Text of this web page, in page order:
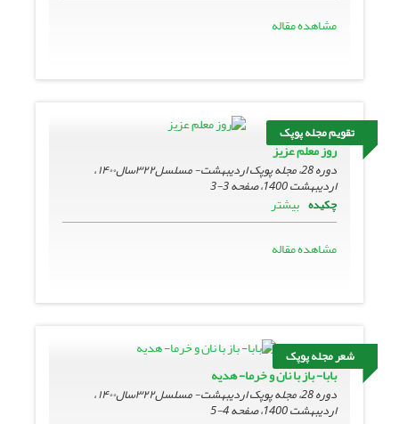
مشاهده مقاله
تقویم مجله پوپک
روز معلم عزیز
دوره 28، مجله پوپک اردیبهشت- مسلسل۳۲۲سال۱۴۰۰ ،
اردیبهشت 1400، صفحه
3-3
چکیده بیشتر
مشاهده مقاله
شعر مجله پوپک
بابا- باز با نان و خرما- هدیه
دوره 28، مجله پوپک اردیبهشت- مسلسل۳۲۲سال۱۴۰۰ ،
اردیبهشت 1400، صفحه
4-5